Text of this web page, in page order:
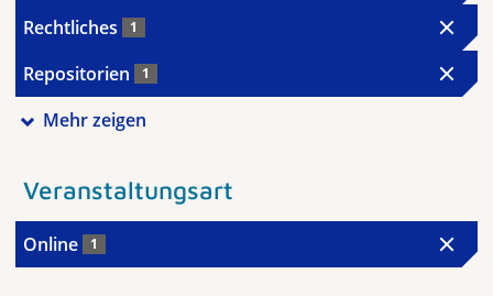
Rechtliches 1
Repositorien 1
Mehr zeigen
Veranstaltungsart
Online 1